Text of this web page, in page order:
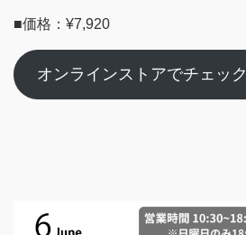
■価格：¥7,920
オンラインストアでチェック